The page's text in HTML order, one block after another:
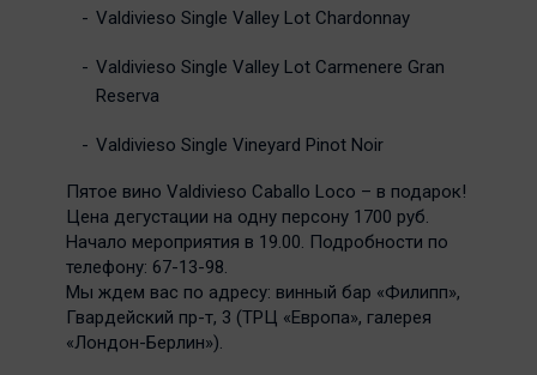
Valdivieso Single Valley Lot Chardonnay
Valdivieso Single Valley Lot Carmenere Gran
Reserva
Valdivieso Single Vineyard Pinot Noir
Пятое вино Valdivieso Caballo Loco – в подарок!
Цена дегустации на одну персону 1700 руб.
Начало мероприятия в 19.00. Подробности по
телефону: 67-13-98.
Мы ждем вас по адресу: винный бар «Филипп»,
Гвардейский пр-т, 3 (ТРЦ «Европа», галерея
«Лондон-Берлин»).